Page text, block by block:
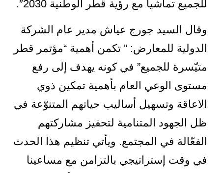
للجميع تماشياً مع رؤية قطر الوطنية 2030″.
وقال السيد جورج عياش مدير عام الشركة
الدولية للمعارض: ” تكمن أهمية “مؤتمر قطر
متيّسرة للجميع” في كونه يهدف إلى رفع
مستوى الوعي العام بأهمية تمكين ذوي
الاعاقة وتسهيل أساليب حياتهم المتنوّعة في
ظل الجهود المتنامية لتحفيز مشاركتهم
الفعّالة في المجتمع. ويأتي تنظيم هذا الحدث
في وقت إستراتيجي بالتزامن مع مساعينا